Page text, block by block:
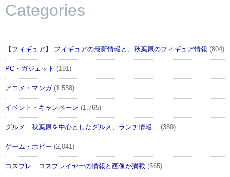
この記事が気に入ったらフォローしよう
Categories
【フィギュア】 フィギュアの最新情報と、秋葉原のフィギュア情報 (804)
PC・ガジェット (191)
アニメ・マンガ(1,558)
イベント・キャンペーン (1,765)
グルメ 秋葉原を中心としたグルメ、ランチ情報 (380)
ゲーム・ホビー (2,041)
コスプレ｜コスプレイヤーの情報と画像が満載 (565)